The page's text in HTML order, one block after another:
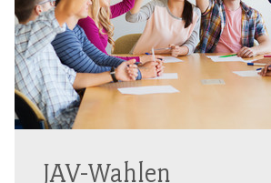
JAV-Wahlen